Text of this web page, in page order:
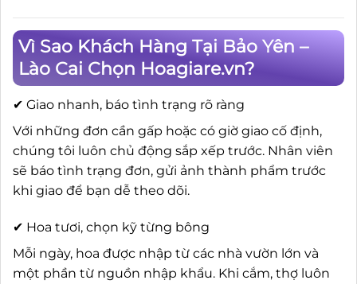
Vì Sao Khách Hàng Tại Bảo Yên –
Lào Cai Chọn Hoagiare.vn?
✔ Giao nhanh, báo tình trạng rõ ràng
Với những đơn cần gấp hoặc có giờ giao cố định,
chúng tôi luôn chủ động sắp xếp trước. Nhân viên
sẽ báo tình trạng đơn, gửi ảnh thành phẩm trước
khi giao để bạn dễ theo dõi.
✔ Hoa tươi, chọn kỹ từng bông
Mỗi ngày, hoa được nhập từ các nhà vườn lớn và
một phần từ nguồn nhập khẩu. Khi cắm, thợ luôn